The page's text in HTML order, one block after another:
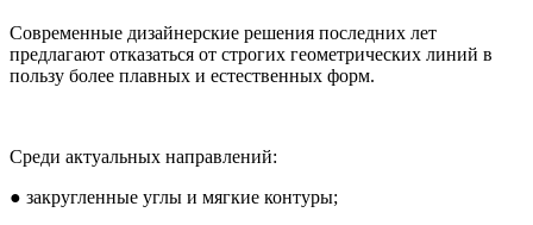
Современные дизайнерские решения последних лет
предлагают отказаться от строгих геометрических линий в
пользу более плавных и естественных форм.
Среди актуальных направлений:
● закругленные углы и мягкие контуры;